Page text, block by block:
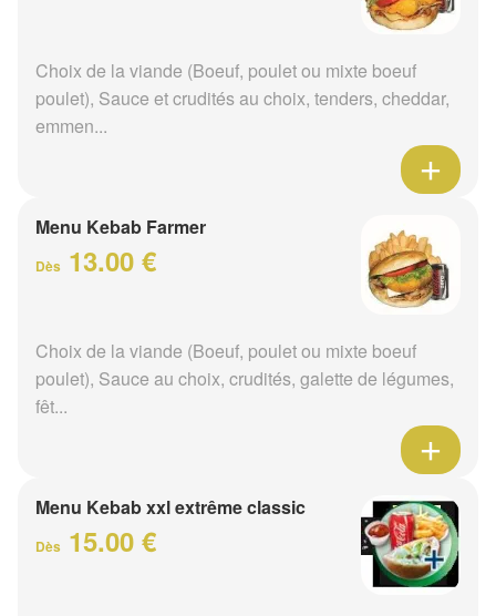
Choix de la viande (Boeuf, poulet ou mixte boeuf
poulet), Sauce et crudités au choix, tenders, cheddar,
emmen...
Menu Kebab Farmer
Dès 13.00 €
Choix de la viande (Boeuf, poulet ou mixte boeuf
poulet), Sauce au choix, crudités, galette de légumes,
fêt...
Menu Kebab xxl extrême classic
Dès 15.00 €